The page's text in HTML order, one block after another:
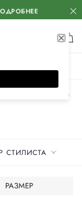
Верхняя одежда
СТИЛИСТА
РАЗМЕР